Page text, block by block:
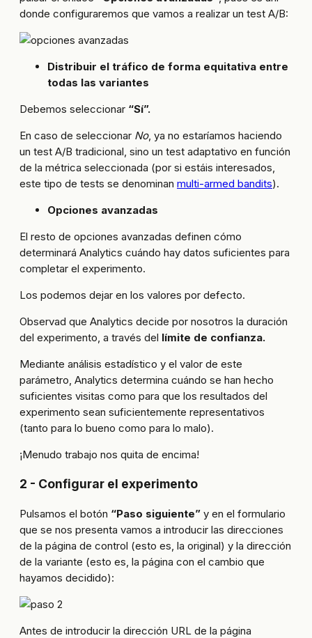
donde configuraremos que vamos a realizar un test A/B:
Distribuir el tráfico de forma equitativa entre
todas las variantes
Debemos seleccionar “Sí”.
En caso de seleccionar No, ya no estaríamos haciendo
un test A/B tradicional, sino un test adaptativo en función
de la métrica seleccionada (por si estáis interesados,
este tipo de tests se denominan multi-armed bandits).
Opciones avanzadas
El resto de opciones avanzadas definen cómo
determinará Analytics cuándo hay datos suficientes para
completar el experimento.
Los podemos dejar en los valores por defecto.
Observad que Analytics decide por nosotros la duración
del experimento, a través del límite de confianza.
Mediante análisis estadístico y el valor de este
parámetro, Analytics determina cuándo se han hecho
suficientes visitas como para que los resultados del
experimento sean suficientemente representativos
(tanto para lo bueno como para lo malo).
¡Menudo trabajo nos quita de encima!
2 - Configurar el experimento
Pulsamos el botón “Paso siguiente” y en el formulario
que se nos presenta vamos a introducir las direcciones
de la página de control (esto es, la original) y la dirección
de la variante (esto es, la página con el cambio que
hayamos decidido):
Antes de introducir la dirección URL de la página